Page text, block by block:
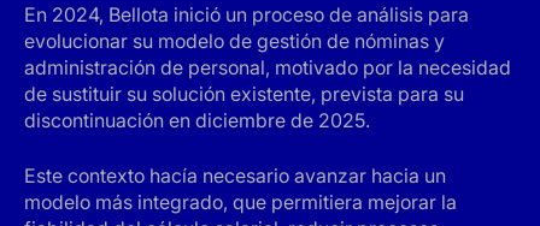
En 2024, Bellota inició un proceso de análisis para
evolucionar su modelo de gestión de nóminas y
administración de personal, motivado por la necesidad
de sustituir su solución existente, prevista para su
discontinuación en diciembre de 2025.
Este contexto hacía necesario avanzar hacia un
modelo más integrado, que permitiera mejorar la